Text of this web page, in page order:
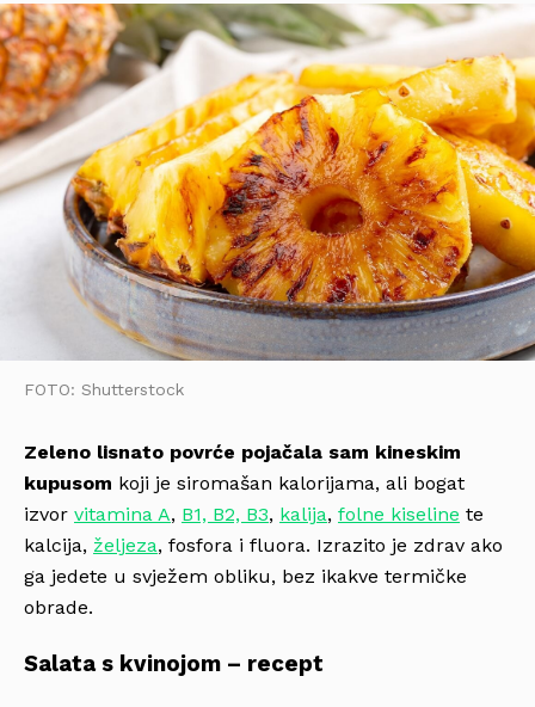
FOTO: Shutterstock
Zeleno lisnato povrće pojačala sam kineskim
kupusom koji je siromašan kalorijama, ali bogat
izvor vitamina A, B1, B2, B3, kalija, folne kiseline te
kalcija, željeza, fosfora i fluora. Izrazito je zdrav ako
ga jedete u svježem obliku, bez ikakve termičke
obrade.
Salata s kvinojom – recept